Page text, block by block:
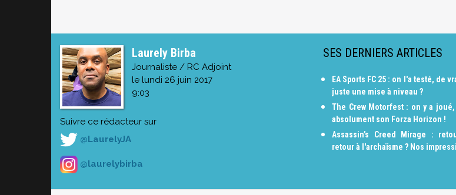
Laurely Birba
Journaliste / RC Adjoint
le lundi 26 juin 2017
9:03
Suivre ce rédacteur sur
@LaurelyJA
@laurelybirba
SES DERNIERS ARTICLES
EA Sports FC 25 : on l'a testé, de
juste une mise à niveau ?
The Crew Motorfest : on y a
absolument son Forza Horizon !
Assassin’s Creed Mirage :
retour à l'archaïsme ? Nos